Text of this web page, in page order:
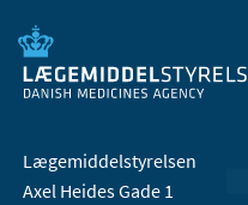
Lægemiddelstyrelsen
Axel Heides Gade 1